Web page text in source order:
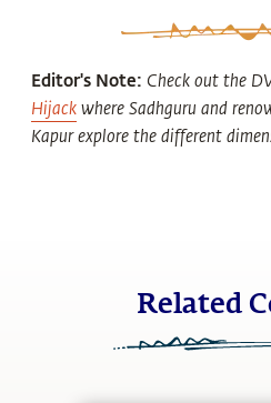
Editor's Note: Check out the
Hijackwhere Sadhguru and
Kapur explore the different
Related